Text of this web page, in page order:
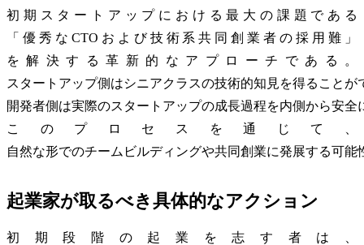
初期スタートアップにおける最大の課題である
「優秀なCTOおよび技術系共同創業者の採用難」
を解決する革新的なアプローチである。
スタートアップ側はシニアクラスの技術的知見を得ることが
開発者側は実際のスタートアップの成長過程を内側から安全
このプロセスを通じて、
自然な形でのチームビルディングや共同創業に発展する可能
起業家が取るべき具体的なアクション
初期段階の起業を志す者は、